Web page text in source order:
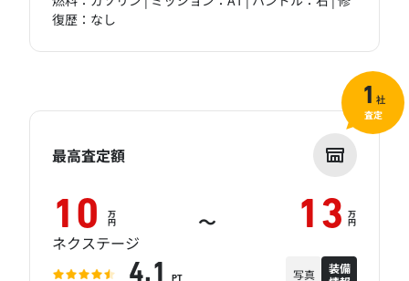
復歴：なし
最高査定額
10 万
円 ～ 13 万
円
ネクステージ
4.1 写真
装備
1 社
査定